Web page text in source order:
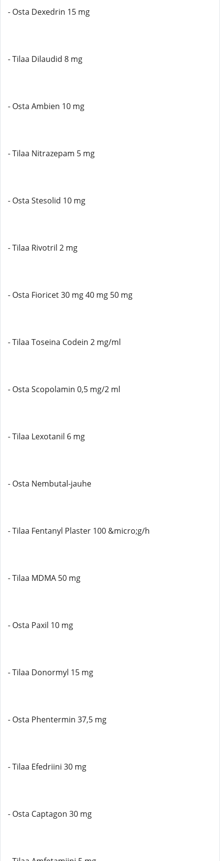
- Osta Dexedrin 15 mg
- Tilaa Dilaudid 8 mg
- Osta Ambien 10 mg
- Tilaa Nitrazepam 5 mg
- Osta Stesolid 10 mg
- Tilaa Rivotril 2 mg
- Osta Fioricet 30 mg 40 mg 50 mg
- Tilaa Toseina Codein 2 mg/ml
- Osta Scopolamin 0,5 mg/2 ml
- Tilaa Lexotanil 6 mg
- Osta Nembutal-jauhe
- Tilaa Fentanyl Plaster 100 &micro;g/h
- Tilaa MDMA 50 mg
- Osta Paxil 10 mg
- Tilaa Donormyl 15 mg
- Osta Phentermin 37,5 mg
- Tilaa Efedriini 30 mg
- Osta Captagon 30 mg